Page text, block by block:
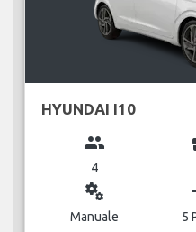
HYUNDAI I10
group
4
miscellaneous_services
Manuale 5